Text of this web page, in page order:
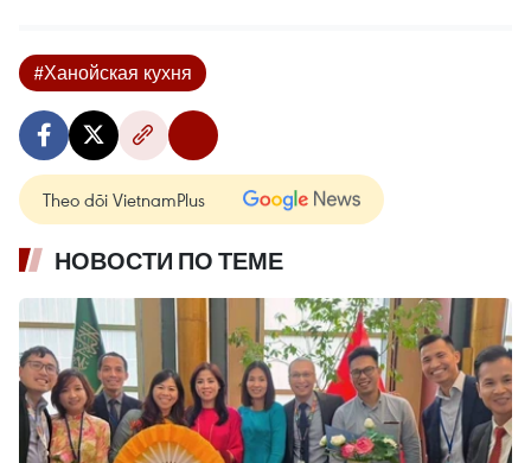
#Ханойская кухня
Theo dõi VietnamPlus
НОВОСТИ ПО ТЕМЕ